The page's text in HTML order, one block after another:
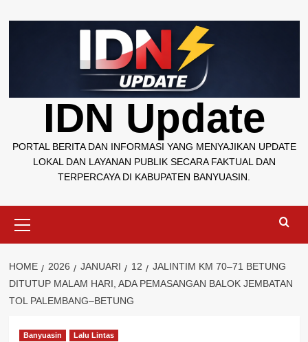
to
IDN Update
PORTAL BERITA DAN INFORMASI YANG MENYAJIKAN UPDATE
LOKAL DAN LAYANAN PUBLIK SECARA FAKTUAL DAN
TERPERCAYA DI KABUPATEN BANYUASIN.
Menu
HOME 2026 JANUARI 12
JALINTIM KM 70–71 BETUNG
DITUTUP MALAM HARI, ADA PEMASANGAN BALOK JEMBATAN
TOL PALEMBANG–BETUNG
Banyuasin Lalu Lintas